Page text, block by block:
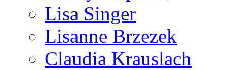
Lisa Singer
Lisanne Brzezek
Claudia Krauslach